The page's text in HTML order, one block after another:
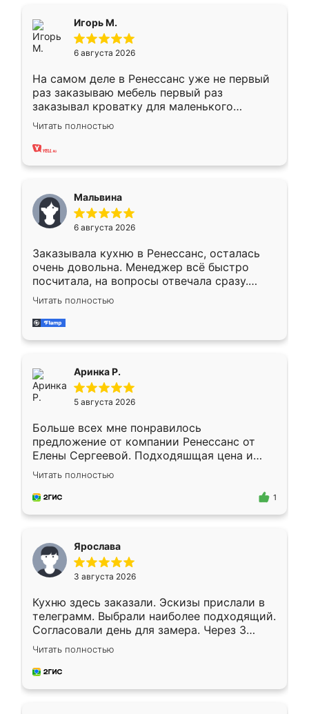
Игорь М.
6 августа 2026
На самом деле в Ренессанс уже не первый
раз заказываю мебель первый раз
заказывал кроватку для маленького
ребёнка при его рождении ,во второй раз
заказал шкаф-купе. По качеству очень
хорошее сборка достаточно быстрая,
меньше, здесь же он более разнообразный.
Мне нравится ,если что-то потребуется из
мебели буду заказывать только здесь.
Читать полностью
Мальвина
6 августа 2026
Заказывала кухню в Ренессанс, осталась
очень довольна. Менеджер всё быстро
посчитала, на вопросы отвечала сразу.
Замерщик приехал в субботу, подошёл к
делу со всей ответственностью. Собрали
за день, ребята работали аккуратно, даже
Читать полностью
Аринка Р.
5 августа 2026
Больше всех мне понравилось
предложение от компании Ренессанс от
Елены Сергеевой. Подходяшщая цена и
короткие сроки изготовления. Приехавший
для замера сотрудник Владислав
предложил по моему эскизу самый
Читать полностью
1
Ярослава
3 августа 2026
Кухню здесь заказали. Эскизы прислали в
телеграмм. Выбрали наиболее подходящий.
Согласовали день для замера. Через 3
недели кухня была уже готова. Остались
довольны работой. Спасибо Ренессанс
мебель за качественную работу!
Читать полностью